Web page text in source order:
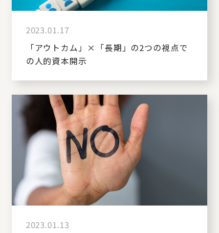
2023.01.17
「アウトカム」×「長期」の2つの視点で
の人的資本開示
2023.01.13